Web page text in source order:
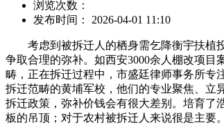
浏览次数：
发布时间： 2026-04-01 11:10
考虑到被拆迁人的栖身需乞降衡宇扶植投
争取合理的弥补。如西安3000余人棚改项
畴，正在拆迁过程中，市盛廷律师事务所专
拆迁范畴的黄埔军校，他们的专业聚焦、立
拆迁政策，弥补价钱会有很大差别。培育了
板的吊顶；对于农村被拆迁人来说很是主要